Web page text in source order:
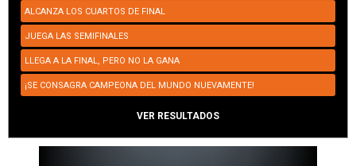
ALCANZA LOS CUARTOS DE FINAL
JUEGA LAS SEMIFINALES
LLEGA A LA FINAL, PERO NO LA GANA
¡SE CONSAGRA CAMPEONA DEL MUNDO NUEVAMENTE!
VER RESULTADOS